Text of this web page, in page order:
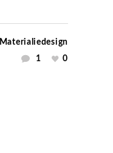
Materialiedesign
1
0